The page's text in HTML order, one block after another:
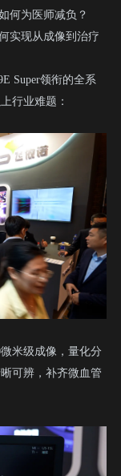
何为医师减负？
实现从成像到治疗
Super领衔的全系
行业难题：
米级成像，量化分
可辨，补齐微血管